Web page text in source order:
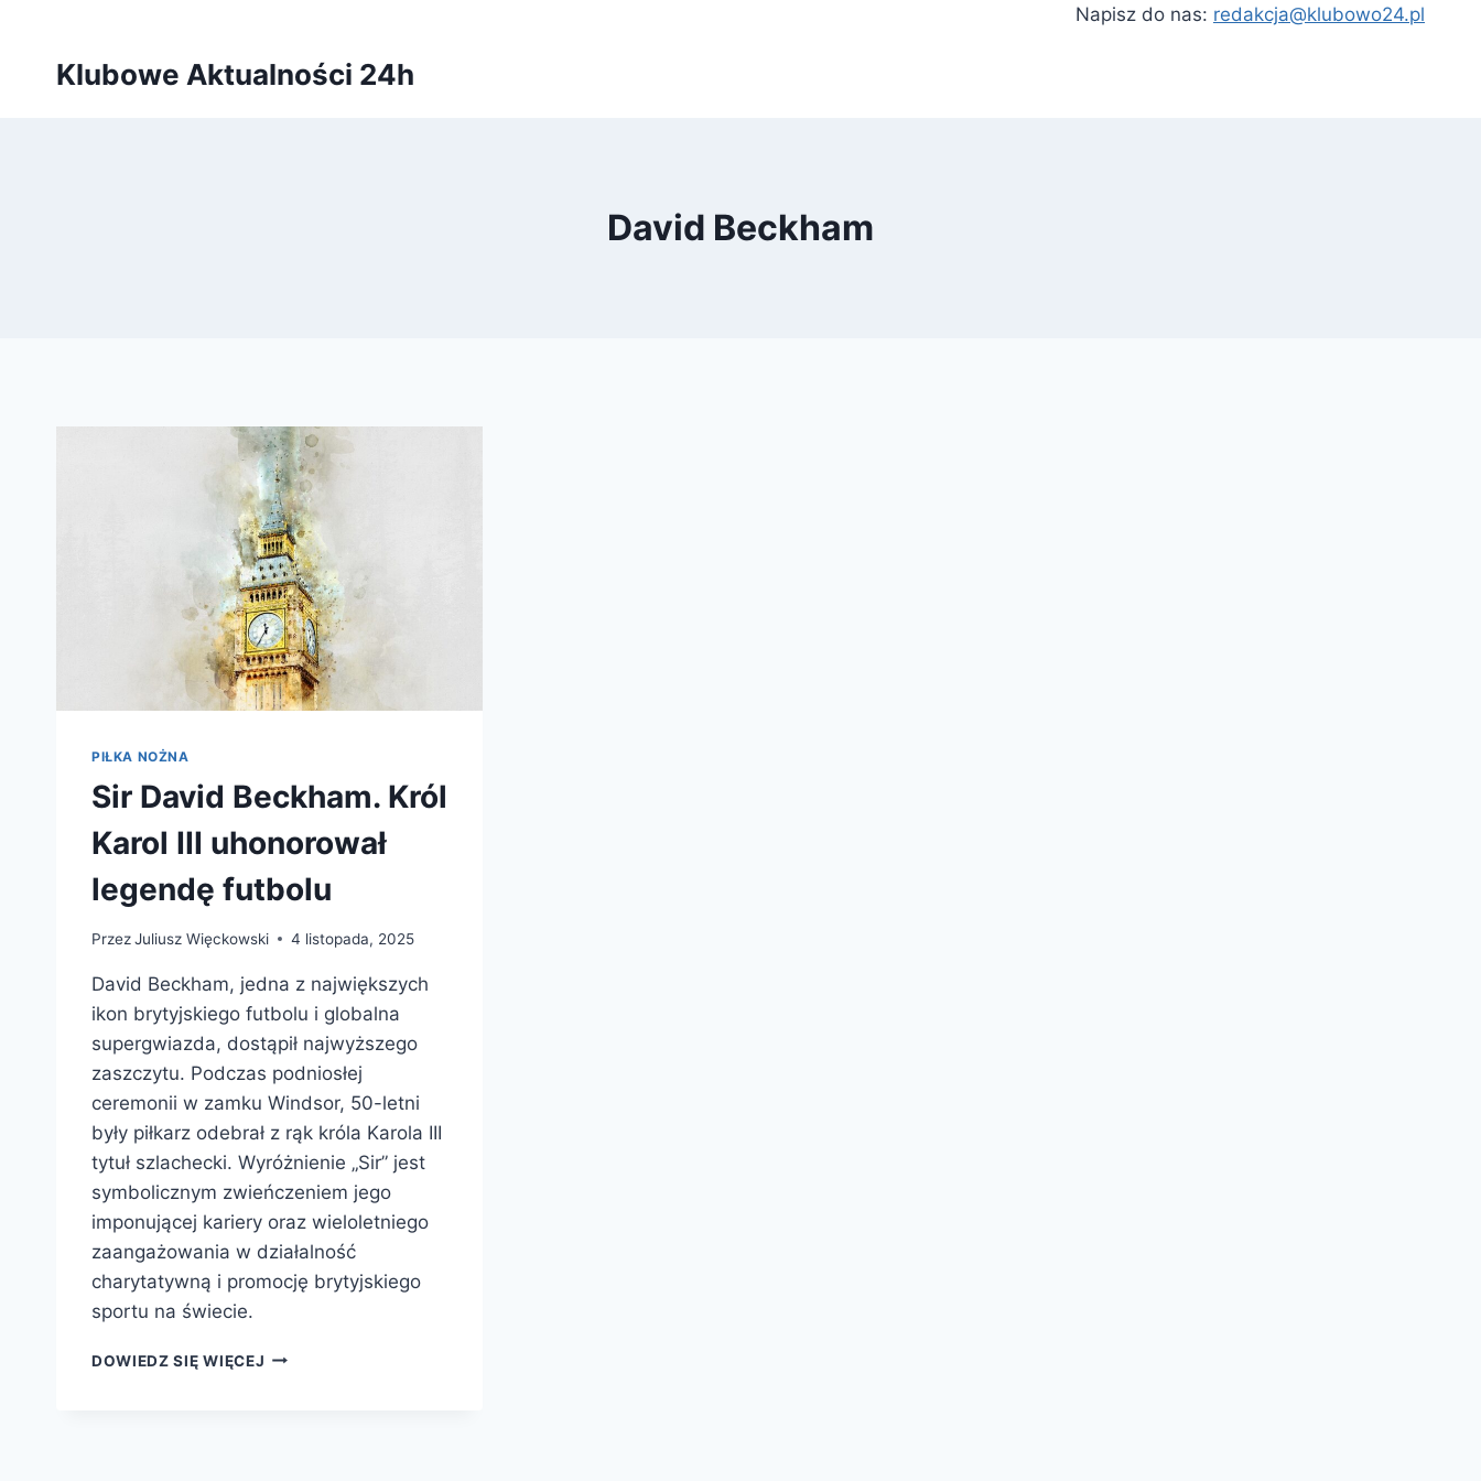
Napisz do nas: redakcja@klubowo24.pl
Klubowe Aktualności 24h
David Beckham
PIŁKA NOŻNA
Sir David Beckham. Król
Karol III uhonorował
legendę futbolu
PrzezJuliusz Więckowski 4 listopada, 2025
David Beckham, jedna z największych
ikon brytyjskiego futbolu i globalna
supergwiazda, dostąpił najwyższego
zaszczytu. Podczas podniosłej
ceremonii w zamku Windsor, 50-letni
były piłkarz odebrał z rąk króla Karola III
tytuł szlachecki. Wyróżnienie „Sir” jest
symbolicznym zwieńczeniem jego
imponującej kariery oraz wieloletniego
zaangażowania w działalność
charytatywną i promocję brytyjskiego
sportu na świecie.
DOWIEDZ SIĘ WIĘCEJ SIR